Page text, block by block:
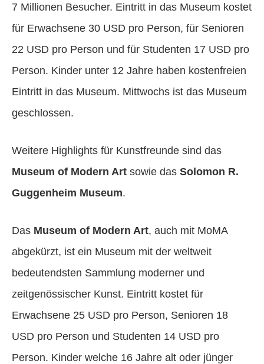
7 Millionen Besucher. Eintritt in das Museum kostet
für Erwachsene 30 USD pro Person, für Senioren
22 USD pro Person und für Studenten 17 USD pro
Person. Kinder unter 12 Jahre haben kostenfreien
Eintritt in das Museum. Mittwochs ist das Museum
geschlossen.
Weitere Highlights für Kunstfreunde sind das
Museum of Modern Art sowie das Solomon R.
Guggenheim Museum.
Das Museum of Modern Art, auch mit MoMA
abgekürzt, ist ein Museum mit der weltweit
bedeutendsten Sammlung moderner und
zeitgenössischer Kunst. Eintritt kostet für
Erwachsene 25 USD pro Person, Senioren 18
USD pro Person und Studenten 14 USD pro
Person. Kinder welche 16 Jahre alt oder jünger